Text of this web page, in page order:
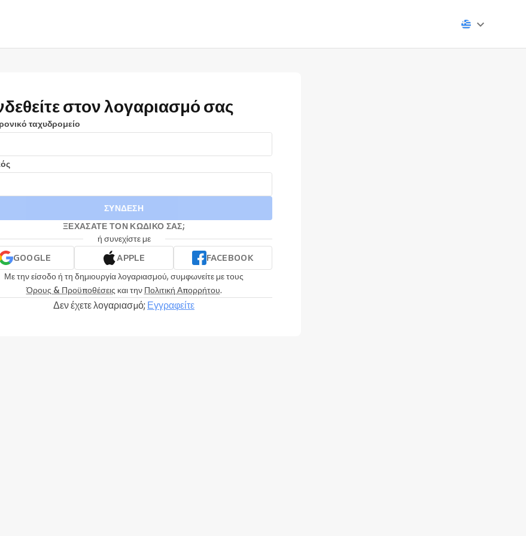
στον λογαριασμό σας
ταχυδρομείο
ΣΎΝΔΕΣΗ
ΞΕΧΆΣΑΤΕ ΤΟΝ ΚΩΔΙΚΌ ΣΑΣ;
ή συνεχίστε με
GOOGLE
APPLE
FACEBOOK
Με την είσοδο ή τη δημιουργία λογαριασμού, συμφωνείτε με τους
Όρους & Προϋποθέσεις και την Πολιτική Απορρήτου.
Δεν έχετε λογαριασμό; Εγγραφείτε